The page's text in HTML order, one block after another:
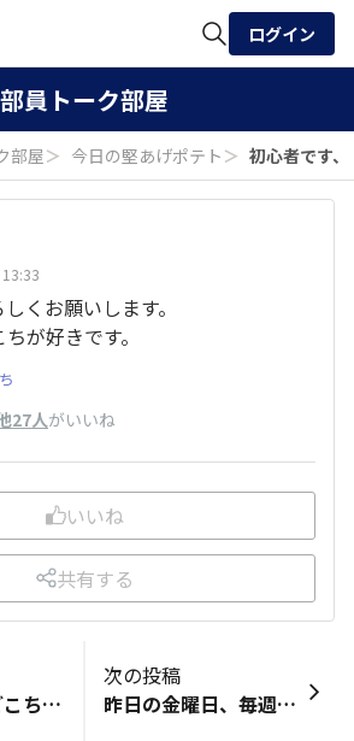
検索
ログイン
部員トーク部屋
部屋＞ 今日の堅あげポテト ＞ 初心者です
くお願いします。
が好きです。
27人がいいね
いいね
共有する
堅あげの噛みごこちは唯一無二
次の投稿
昨日の金曜日、毎週楽しみにしてる わが家の【チートディ🥂】のはず でしたが… まさか！まさか！！の体調不良😷 制限なしの『堅あげ三昧💗』は おあずけになってしまいました😭 つくづく思ったのは、 元気に大好きな堅あげを食べれる ことは本当に幸せなこと🍀なんだと 痛感させられました😆 早く食べたい❣️